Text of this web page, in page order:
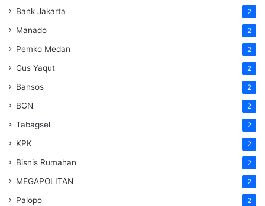
Bank Jakarta 2
Manado 2
Pemko Medan 2
Gus Yaqut 2
Bansos 2
BGN 2
Tabagsel 2
KPK 2
Bisnis Rumahan 2
MEGAPOLITAN 2
Palopo 2